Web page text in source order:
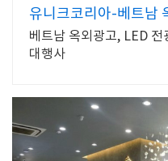
유니크코리아-베트남
베트남 옥외광고, LED
대행사